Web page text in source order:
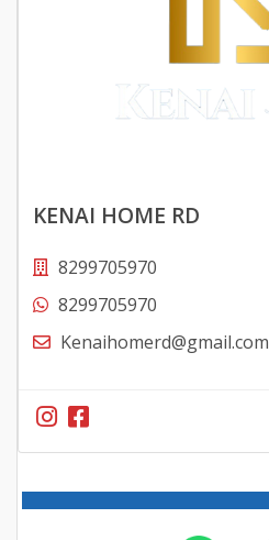
KENAI HOME RD
8299705970
8299705970
Kenaihomerd@gmail.com